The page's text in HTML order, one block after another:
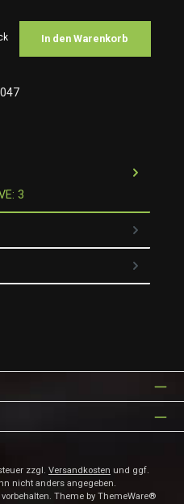
In den Warenkorb
3
zzgl. Versandkosten und ggf.
nicht anders angegeben.
Theme by ThemeWare®